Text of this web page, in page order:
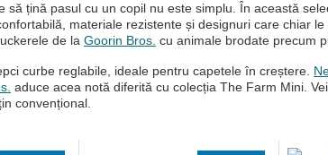
să țină pasul cu un copil nu este simplu. În această
materiale rezistente și designuri care chiar
de la Goorin Bros. cu animale brodate precum
curbe reglabile, ideale pentru capetele în creștere.
aduce acea notă diferită cu colecția The Farm Mini.
convențional.